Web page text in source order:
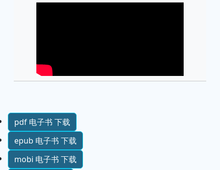
pdf 电子书 下载
epub 电子书 下载
mobi 电子书 下载